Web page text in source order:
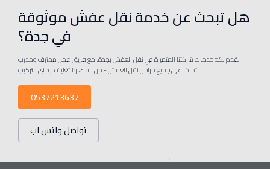
هل تبحث عن خدمة نقل عفش موثوقة
في جدة؟
نقدم لكم خدمات شركتنا المتميزة في نقل العفش بجدة. مع فريق عمل محترف ومدرب
تمامًا على جميع مراحل نقل العفش - من الفك، والتغليف، وحتى التركيب!
0537213637
تواصل واتس اب